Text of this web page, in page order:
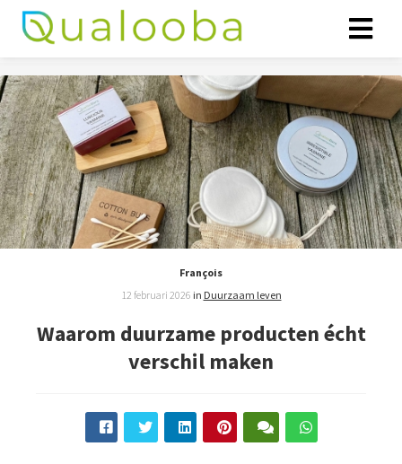
François
12 februari 2026 in Duurzaam leven
Waarom duurzame producten écht
verschil maken
Ze